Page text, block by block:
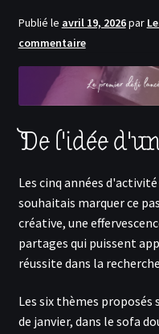
Actualités
Contact
Inscription
Se connecter
Publié le avril 19, 2026par
commentaire
De l'idée
Les cinq années
souhaitais marquer ce
créative, une
partages qui puissent
réussite dans la
Les six thèmes proposés
de janvier, dans le sofa